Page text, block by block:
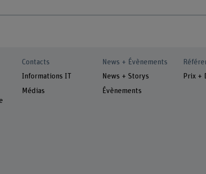
Contacts
Informations IT
Médias
News + Évènements
News + Storys
Évènements
Prix +